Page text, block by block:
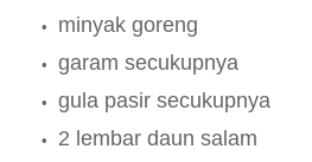
minyak goreng
garam secukupnya
gula pasir secukupnya
2 lembar daun salam